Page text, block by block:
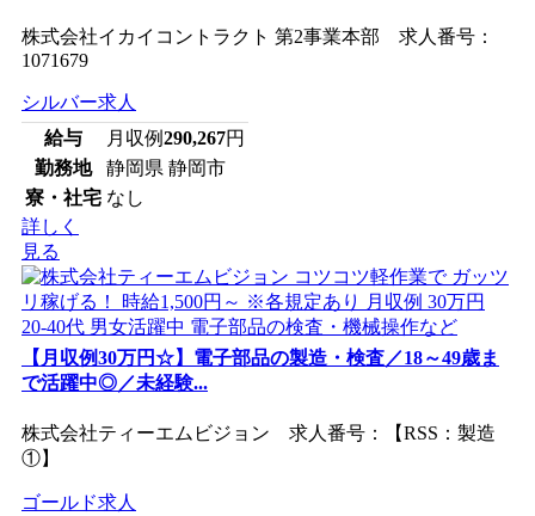
株式会社イカイコントラクト 第2事業本部 求人番号：
1071679
シルバー求人
給与
月収例290,267円
勤務地
静岡県 静岡市
寮・社宅 なし
詳しく
見る
【月収例30万円☆】電子部品の製造・検査／18～49歳ま
で活躍中◎／未経験...
株式会社ティーエムビジョン 求人番号：【RSS：製造
①】
ゴールド求人